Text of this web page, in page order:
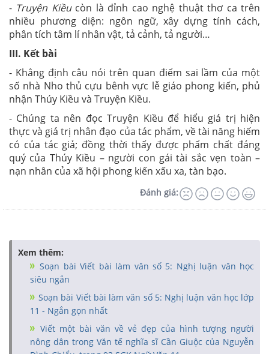
- Truyện Kiềucòn là đỉnh cao nghệ thuật thơ ca trên
nhiều phương diện: ngôn ngữ, xây dựng tính cách,
phân tích tâm lí nhân vật, tả cảnh, tả người…
III. Kết bài
- Khẳng định câu nói trên quan điểm sai lầm của một
số nhà Nho thủ cựu bênh vực lễ giáo phong kiến, phủ
nhận Thúy Kiều và Truyện Kiều.
- Chúng ta nên đọc Truyện Kiều để hiểu giá trị hiện
thực và giá trị nhân đạo của tác phẩm, về tài năng hiếm
có của tác giả; đồng thời thấy được phẩm chất đáng
quý của Thúy Kiều – người con gái tài sắc vẹn toàn –
nạn nhân của xã hội phong kiến xấu xa, tàn bạo.
Đánh giá:
Xem thêm:
Soạn bài Viết bài làm văn số 5: Nghị luận văn học
siêu ngắn
Soạn bài Viết bài làm văn số 5: Nghị luận văn học lớp
11 - Ngắn gọn nhất
Viết một bài văn về vẻ đẹp của hình tượng người
nông dân trong Văn tế nghĩa sĩ Cần Giuộc của Nguyễn